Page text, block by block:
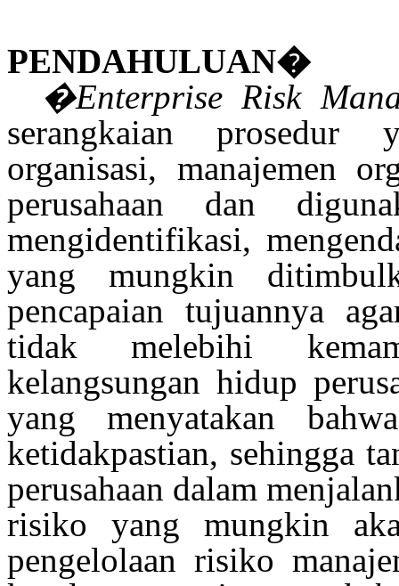
PENDAHULUAN�
�Enterprise Risk
serangkaian prosedur
organisasi, manajemen
perusahaan dan
mengidentifikasi,
yang mungkin
pencapaian tujuannya
tidak melebihi
kelangsungan hidup
yang menyatakan
ketidakpastian, sehingga
perusahaan dalam
risiko yang mungkin
pengelolaan risiko